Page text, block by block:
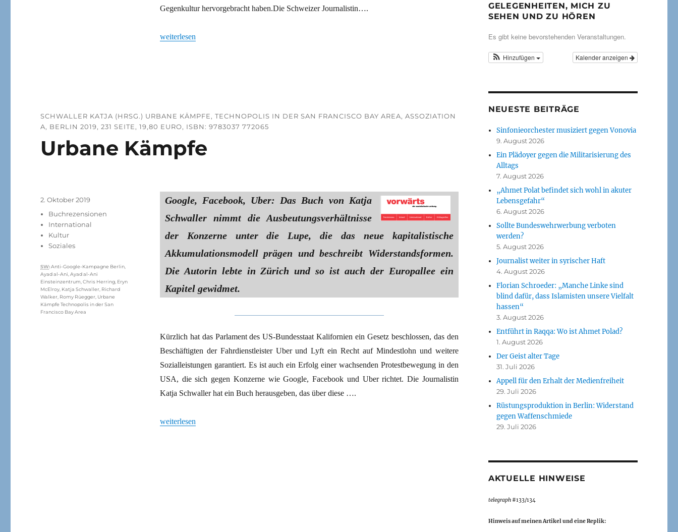
Gegenkultur hervorgebracht haben.Die Schweizer Journalistin….
„Sand im Tech-Getriebe“
weiterlesen
SCHWALLER KATJA (HRSG.) URBANE KÄMPFE, TECHNOPOLIS IN DER SAN FRANCISCO BAY AREA, ASSOZIATION
A, BERLIN 2019, 231 SEITE, 19,80 EURO, ISBN: 9783037 772065
Urbane Kämpfe
Google, Facebook, Uber: Das Buch von Katja
Schwaller nimmt die Ausbeutungsverhältnisse
der Konzerne unter die Lupe, die das neue kapitalistische
Akkumulationsmodell prägen und beschreibt Widerstandsformen.
Die Autorin lebte in Zürich und so ist auch der Europallee ein
Kapitel gewidmet.
Kürzlich hat das Parlament des US-Bundesstaat Kalifornien ein Gesetz beschlossen, das den
Beschäftigten der Fahrdienstleister Uber und Lyft ein Recht auf Mindestlohn und weitere
Sozialleistungen garantiert. Es ist auch ein Erfolg einer wachsenden Protestbewegung in den
USA, die sich gegen Konzerne wie Google, Facebook und Uber richtet. Die Journalistin
Katja Schwaller hat ein Buch herausgeben, das über diese ….
„Urbane Kämpfe“
weiterlesen
Veröffentlicht
2. Oktober 2019
Kategorien
Buchrezensionen
International
Kultur
Soziales
Schlagwörter
SW:Anti-Google-Kampagne Berlin
Ayad al-Ani ,Ayad al-Ani
Einsteinzentrum ,Chris Herring Eryn
McElroy Katja Schwaller Richard
Walker Romy Rüegger Urbane
Kämpfe Technopolis in der San
Francisco Bay Area
GELEGENHEITEN, MICH ZU
SEHEN UND ZU HÖREN
Es gibt keine bevorstehenden Veranstaltungen.
Kalender anzeigen
Hinzufügen
NEUESTE BEITRÄGE
Sinfonieorchester musiziert gegen Vonovia
9. August 2026
Ein Plädoyer gegen die Militarisierung des
Alltags
7. August 2026
„Ahmet Polat befindet sich wohl in akuter
Lebensgefahr“
6. August 2026
Sollte Bundeswehrwerbung verboten
werden?
5. August 2026
Journalist weiter in syrischer Haft
4. August 2026
Florian Schroeder: „Manche Linke sind
blind dafür, dass Islamisten unsere Vielfalt
hassen“
3. August 2026
Entführt in Raqqa: Wo ist Ahmet Polad?
1. August 2026
Der Geist alter Tage
31. Juli 2026
Appell für den Erhalt der Medienfreiheit
29. Juli 2026
Rüstungsproduktion in Berlin: Widerstand
gegen Waffenschmiede
29. Juli 2026
AKTUELLE HINWEISE
telegraph#133/134
Hinweis auf meinen Artikel und eine Replik: